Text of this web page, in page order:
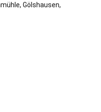
Gölshausen,